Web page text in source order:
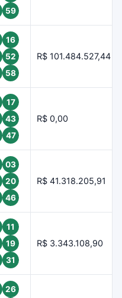
59
16
52
58
R$ 101.484.527,44
17
43
47
R$ 0,00
03
20
46
R$ 41.318.205,91
11
19
31
R$ 3.343.108,90
26